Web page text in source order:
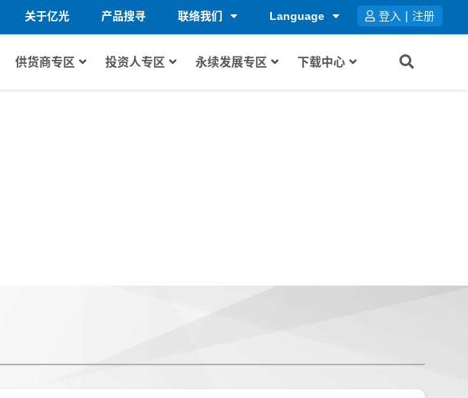
关于亿光 产品搜寻 联络我们 Language 登入 | 注册
供货商专区 投资人专区 永续发展专区 下载中心